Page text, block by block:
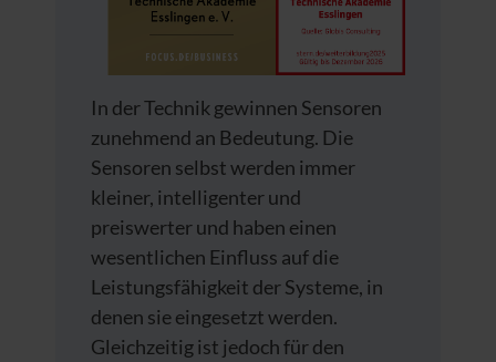
In der Technik gewinnen Sensoren
zunehmend an Bedeutung. Die
Sensoren selbst werden immer
kleiner, intelligenter und
preiswerter und haben einen
wesentlichen Einfluss auf die
Leistungsfähigkeit der Systeme, in
denen sie eingesetzt werden.
Gleichzeitig ist jedoch für den